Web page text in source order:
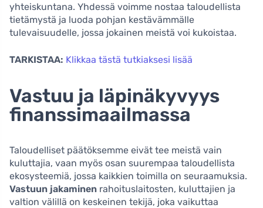
yhteiskuntana. Yhdessä voimme nostaa taloudellista
tietämystä ja luoda pohjan kestävämmälle
tulevaisuudelle, jossa jokainen meistä voi kukoistaa.
TARKISTAA: Klikkaa tästä tutkiaksesi lisää
Vastuu ja läpinäkyvyys
finanssimaailmassa
Taloudelliset päätöksemme eivät tee meistä vain
kuluttajia, vaan myös osan suurempaa taloudellista
ekosysteemiä, jossa kaikkien toimilla on seuraamuksia.
Vastuun jakaminen rahoituslaitosten, kuluttajien ja
valtion välillä on keskeinen tekijä, joka vaikuttaa